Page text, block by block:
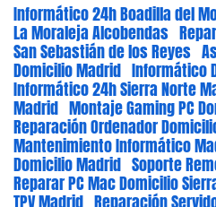
Informático 24h Boadilla del
La Moraleja Alcobendas
San Sebastián de los Reyes
Domicilio Madrid Informático
Informático 24h Sierra Norte
Madrid Montaje Gaming PC
Reparación Ordenador
Mantenimiento Informático
Domicilio Madrid Soporte
Reparar PC Mac Domicilio
TPV Madrid Reparación